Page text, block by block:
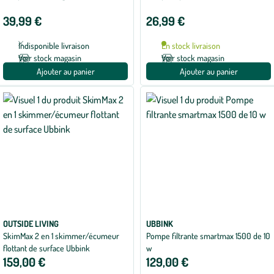
39,99 €
Indisponible livraison
Voir stock magasin
Ajouter au panier
26,99 €
En stock livraison
Voir stock magasin
Ajouter au panier
OUTSIDE LIVING
SkimMax 2 en 1 skimmer/écumeur
flottant de surface Ubbink
159,00 €
UBBINK
Pompe filtrante smartmax 1500 de 10
w
129,00 €